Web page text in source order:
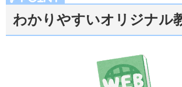
わかりやすいオリジナル